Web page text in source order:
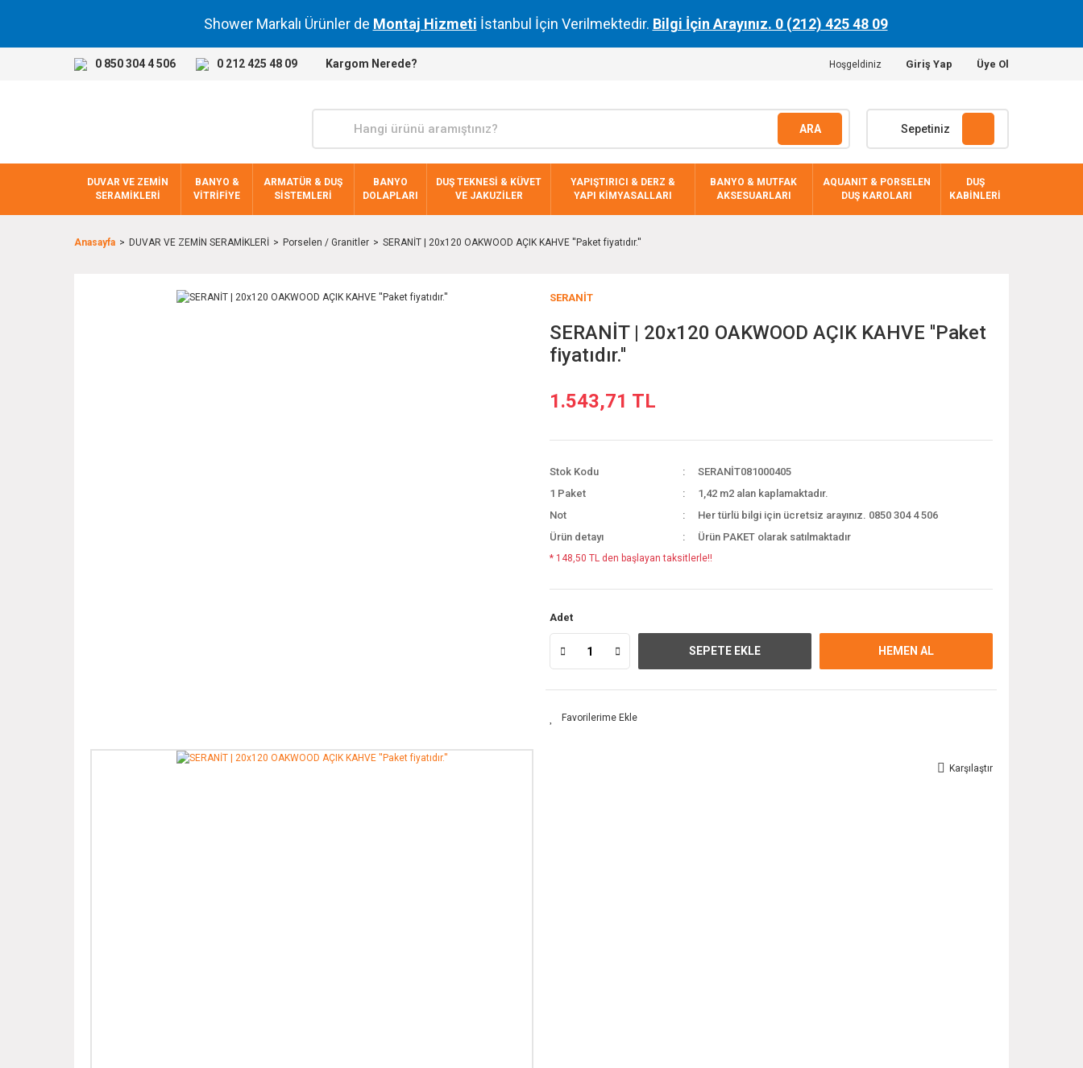
Shower Markalı Ürünler de Montaj Hizmeti İstanbul İçin Verilmektedir. Bilgi İçin Arayınız. 0 (212) 425 48 09
0 850 304 4 506 0 212 425 48 09 Kargom Nerede? Hoşgeldiniz Giriş Yap Üye Ol
ARA Sepetiniz
DUVAR VE ZEMİN
SERAMİKLERİ
BANYO &
VİTRİFİYE
ARMATÜR & DUŞ
SİSTEMLERİ
BANYO
DOLAPLARI
DUŞ TEKNESİ & KÜVET
VE JAKUZİLER
YAPIŞTIRICI & DERZ &
YAPI KİMYASALLARI
BANYO & MUTFAK
AKSESUARLARI
AQUANIT & PORSELEN
DUŞ KAROLARI
DUŞ
KABİNLERİ
Anasayfa DUVAR VE ZEMİN SERAMİKLERİ Porselen / Granitler SERANİT | 20x120 OAKWOOD AÇIK KAHVE ''Paket fiyatıdır.''
SERANİT
SERANİT | 20x120 OAKWOOD AÇIK KAHVE ''Paket
fiyatıdır.''
1.543,71 TL
Stok Kodu
SERANİT081000405
1 Paket
1,42 m2 alan kaplamaktadır.
Not
Her türlü bilgi için ücretsiz arayınız. 0850 304 4 506
Ürün detayı
Ürün PAKET olarak satılmaktadır
* 148,50 TL den başlayan taksitlerle!!
Adet
SEPETE EKLE HEMEN AL
Karşılaştır